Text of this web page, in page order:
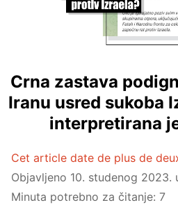
Crna zastava
Iranu usred sukoba
interpretirana
Cet article date de plus de
Objavljeno 10. studenog 2023.
Minuta potrebno za čitanje: 7